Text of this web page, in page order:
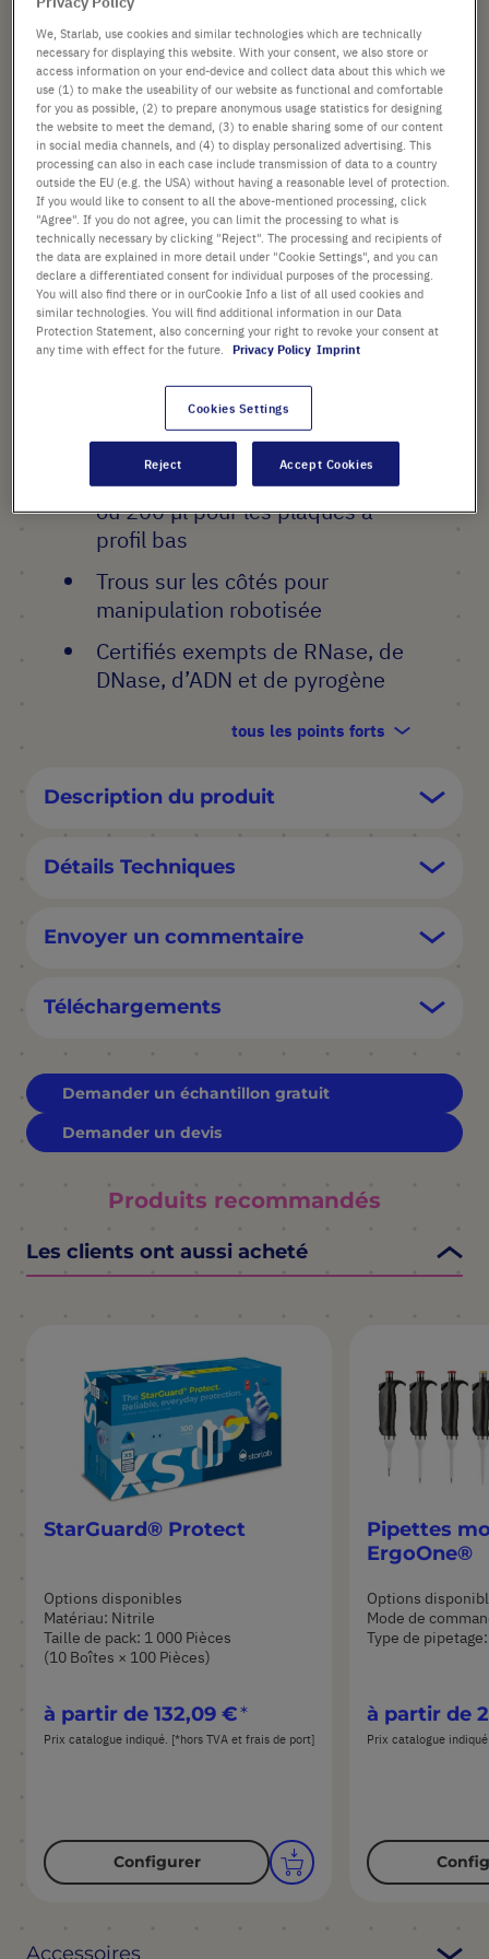
POINTS FORTS
La capacité maximale
approximative pour les plaques
96 puits est de 350 µl pour les
plaques de hauteur standard,
ou 200 µl pour les plaques à
profil bas
Trous sur les côtés pour
manipulation robotisée
Certifiés exempts de RNase, de
DNase, d’ADN et de pyrogène
tous les points forts
Prix catalogue indiqué. [*hors TVA et frais de port]
Vérifier la disponibilité Horsfrais de port
- +
Ajouter
au
panier
10 Plaques (1 Pack × 10 Plaques)
Description du produit
Détails Techniques
Envoyer un commentaire
Téléchargements
Demander un échantillon gratuit
Demander un devis
Produits recommandés
Les clients ont aussi acheté
StarGuard® Protect
Options disponibles
Matériau: Nitrile
Taille de pack: 1 000 Pièces
(10 Boîtes × 100 Pièces)
à partir de 132,09 €
Prix catalogue indiqué. [*hors TVA et frais de port]
Configurer
Pipettes
ErgoOne®
Options
Mode de
Type de
à partir de
Prix catalogue
Accessoires
We, Starlab, use cookies and similar technologies which are technically
necessary for displaying this website. With your consent, we also store or
access information on your end-device and collect data about this which we
use (1) to make the useability of our website as functional and comfortable
for you as possible, (2) to prepare anonymous usage statistics for designing
the website to meet the demand, (3) to enable sharing some of our content
in social media channels, and (4) to display personalized advertising. This
processing can also in each case include transmission of data to a country
outside the EU (e.g. the USA) without having a reasonable level of protection.
If you would like to consent to all the above-mentioned processing, click
"Agree". If you do not agree, you can limit the processing to what is
technically necessary by clicking "Reject". The processing and recipients of
the data are explained in more detail under "Cookie Settings", and you can
declare a differentiated consent for individual purposes of the processing.
You will also find there or in ourCookie Info a list of all used cookies and
similar technologies. You will find additional information in our Data
Protection Statement, also concerning your right to revoke your consent at
any time with effect for the future.
Privacy Policy Imprint
Cookies Settings
Reject Accept Cookies